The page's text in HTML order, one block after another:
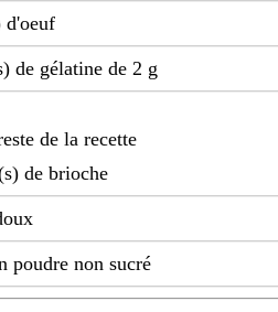
d'oeuf
de gélatine de 2 g
de la recette
de brioche
poudre non sucré